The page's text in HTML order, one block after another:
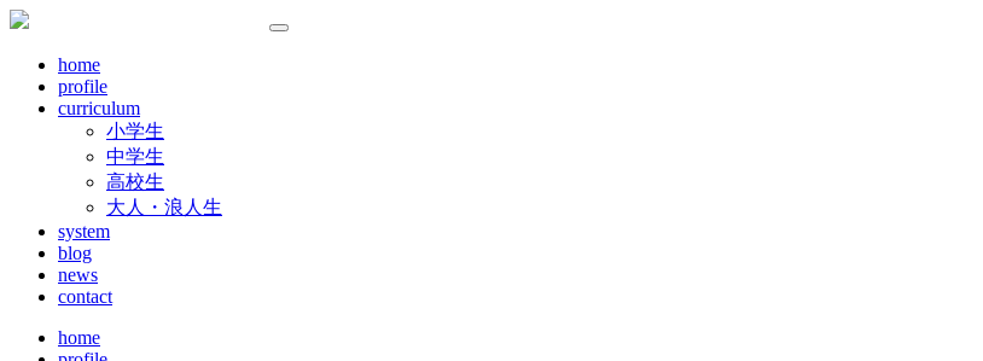
home
profile
curriculum
小学生
中学生
高校生
大人・浪人生
system
blog
news
contact
home